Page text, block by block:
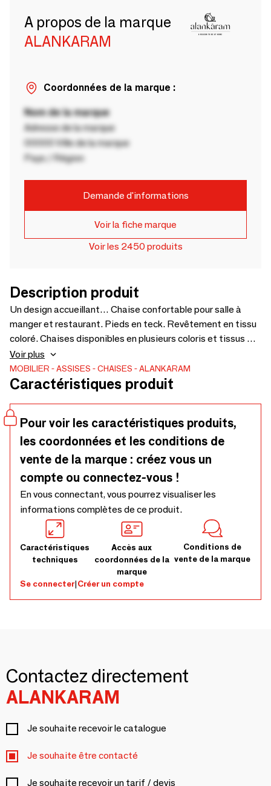
A propos de la marque
ALANKARAM
Coordonnées de la marque :
Nom de la marque
Adresse de la marque
00000 Ville de la marque
Pays / Région
Demande d'informations
Voir la fiche marque
Voir les 2450 produits
Description produit
Un design accueillant… Chaise confortable pour salle à
manger et restaurant. Pieds en teck. Revêtement en tissu
coloré. Chaises disponibles en plusieurs coloris et tissus –
615 x 610 x 795 cm.
Voir plus
MOBILIER ASSISES CHAISES ALANKARAM
Caractéristiques produit
Pour voir les caractéristiques produits,
les coordonnées et les conditions de
vente de la marque : créez vous un
compte ou connectez-vous !
En vous connectant, vous pourrez visualiser les
informations complètes de ce produit.
Caractéristiques
techniques
Accès aux
coordonnées de la
marque
Conditions de
vente de la marque
Se connecter|Créer un compte
Contactez directement
ALANKARAM
Je souhaite recevoir le catalogue
Je souhaite être contacté
Je souhaite recevoir un tarif / devis